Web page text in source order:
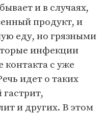
и в случаях,
продукт, и
еду, но грязными
инфекции
с уже
идет о таких
гастрит,
и других. В этом